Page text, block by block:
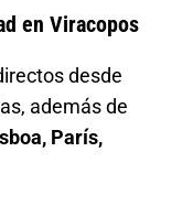
en Viracopos
desde
además de
París,